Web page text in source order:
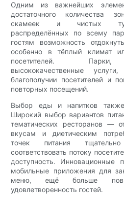
Одним из важнейших
достаточного количества
скамеек и чистых
распределённых по всему
гостям возможность
особенно в тёплый климат
посетителей. Парки,
высококачественные
благополучии посетителей и
повторных посещений.
Выбор еды и напитков
Широкий выбор вариантов
тематических ресторанов —
вкусам и диетическим
точек питания
соответствовать потоку
доступность. Инновационные
мобильные приложения для
меню, ещё больше
удовлетворенность гостей.